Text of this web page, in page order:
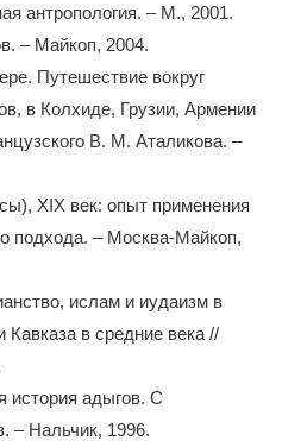
антропология. – М., 2001.
– Майкоп, 2004.
Путешествие вокруг
в Колхиде, Грузии, Армении
В. М. Аталикова. –
XIX век: опыт применения
подхода. – Москва-Майкоп,
ислам и иудаизм в
в средние века //
история адыгов. С
– Нальчик, 1996.